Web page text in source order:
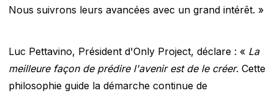
Nous suivrons leurs avancées avec un grand intérêt. »
Luc Pettavino, Président d'Only Project, déclare : « La
meilleure façon de prédire l'avenir est de le créer. Cette
philosophie guide la démarche continue de